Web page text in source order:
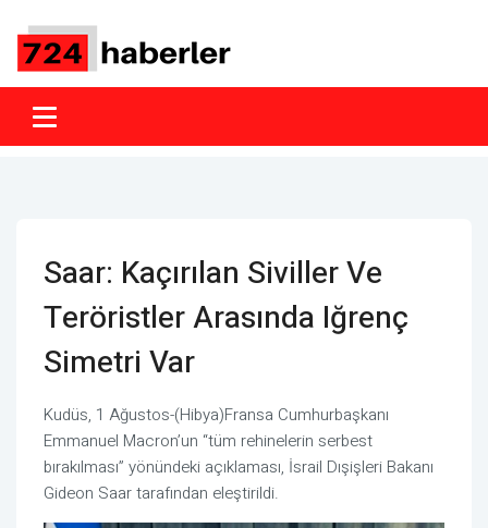
Saar: Kaçırılan Siviller Ve
Teröristler Arasında Iğrenç
Simetri Var
Kudüs, 1 Ağustos-(Hibya)Fransa Cumhurbaşkanı
Emmanuel Macron’un “tüm rehinelerin serbest
bırakılması” yönündeki açıklaması, İsrail Dışişleri Bakanı
Gideon Saar tarafından eleştirildi.